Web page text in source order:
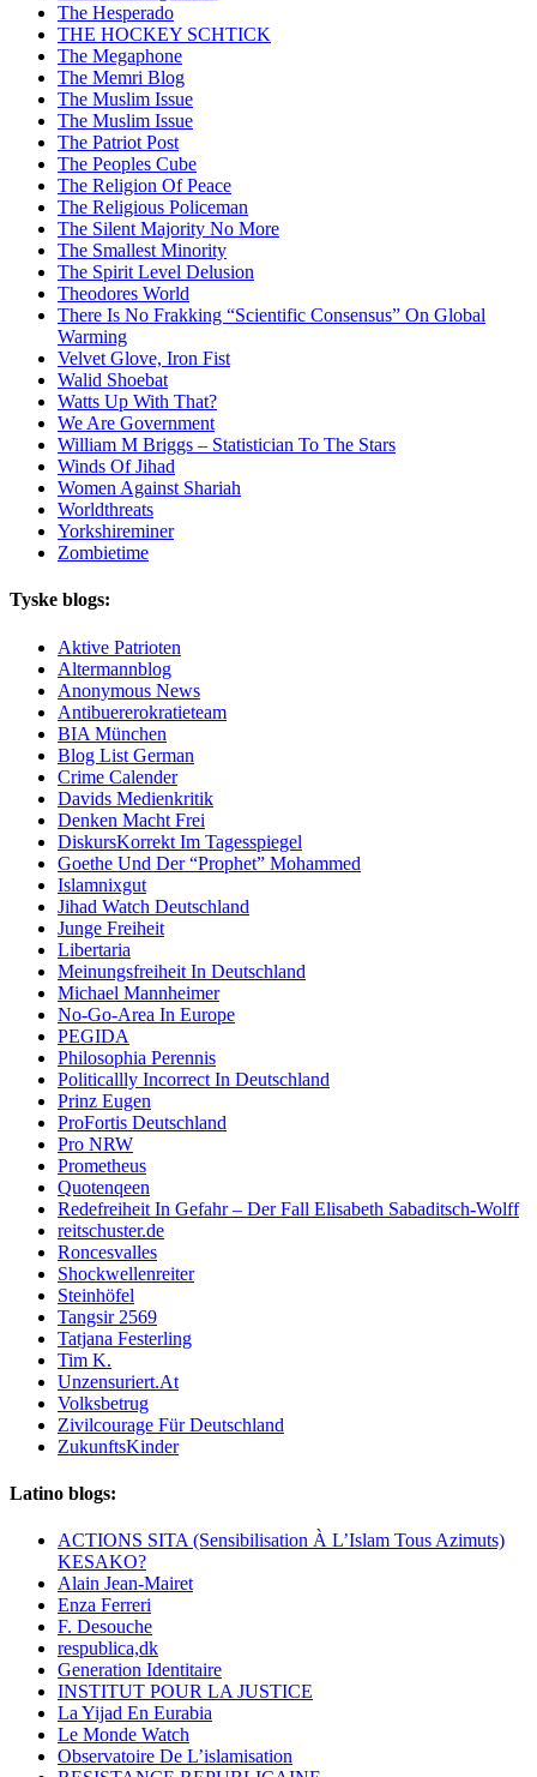
The Hesperado
THE HOCKEY SCHTICK
The Megaphone
The Memri Blog
The Muslim Issue
The Muslim Issue
The Patriot Post
The Peoples Cube
The Religion Of Peace
The Religious Policeman
The Silent Majority No More
The Smallest Minority
The Spirit Level Delusion
Theodores World
There Is No Frakking “Scientific Consensus” On Global
Warming
Velvet Glove, Iron Fist
Walid Shoebat
Watts Up With That?
We Are Government
William M Briggs – Statistician To The Stars
Winds Of Jihad
Women Against Shariah
Worldthreats
Yorkshireminer
Zombietime
Tyske blogs:
Aktive Patrioten
Altermannblog
Anonymous News
Antibuererokratieteam
BIA München
Blog List German
Crime Calender
Davids Medienkritik
Denken Macht Frei
DiskursKorrekt Im Tagesspiegel
Goethe Und Der “Prophet” Mohammed
Islamnixgut
Jihad Watch Deutschland
Junge Freiheit
Libertaria
Meinungsfreiheit In Deutschland
Michael Mannheimer
No-Go-Area In Europe
PEGIDA
Philosophia Perennis
Politicallly Incorrect In Deutschland
Prinz Eugen
ProFortis Deutschland
Pro NRW
Prometheus
Quotenqeen
Redefreiheit In Gefahr – Der Fall Elisabeth Sabaditsch-Wolff
reitschuster.de
Roncesvalles
Shockwellenreiter
Steinhöfel
Tangsir 2569
Tatjana Festerling
Tim K.
Unzensuriert.At
Volksbetrug
Zivilcourage Für Deutschland
ZukunftsKinder
Latino blogs:
ACTIONS SITA (Sensibilisation À L’Islam Tous Azimuts)
KESAKO?
Alain Jean-Mairet
Enza Ferreri
F. Desouche
respublica,dk
Generation Identitaire
INSTITUT POUR LA JUSTICE
La Yijad En Eurabia
Le Monde Watch
Observatoire De L’islamisation